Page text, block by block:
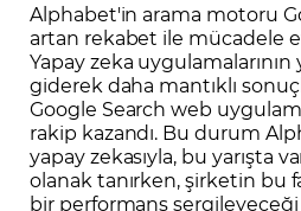
Alphabet'in arama motoru
artan rekabet ile mücadele
Yapay zeka uygulamalarının
giderek daha mantıklı
Google Search web
rakip kazandı. Bu durum
yapay zekasıyla, bu yarışta
olanak tanırken, şirketin bu
bir performans